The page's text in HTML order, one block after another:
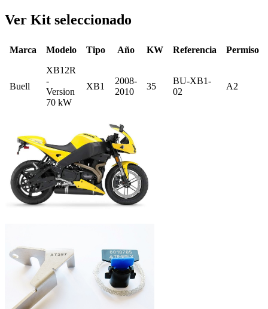
Ver Kit seleccionado
Marca Modelo Tipo Año KW Referencia Permiso
Buell
XB12R
-
Version
70 kW
XB1
2008-
2010
35
BU-XB1-
02
A2